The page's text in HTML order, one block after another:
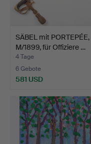
SÄBEL mit PORTEPÉE,
M/1899, für Offiziere …
4 Tage
6 Gebote
581 USD